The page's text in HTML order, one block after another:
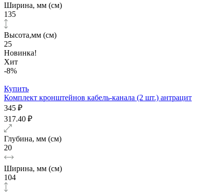
Ширина, мм (см)
135
Высота,мм (см)
25
Новинка!
Хит
-8%
Купить
Комплект кронштейнов кабель-канала (2 шт.) антрацит
345 ₽
317.40 ₽
Глубина, мм (см)
20
Ширина, мм (см)
104